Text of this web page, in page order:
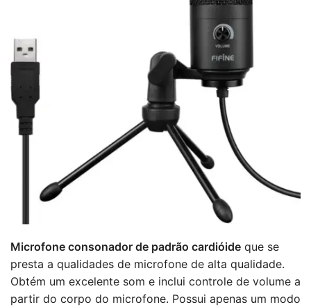
Microfone consonador de padrão cardióide que se
presta a qualidades de microfone de alta qualidade.
Obtém um excelente som e inclui controle de volume a
partir do corpo do microfone. Possui apenas um modo